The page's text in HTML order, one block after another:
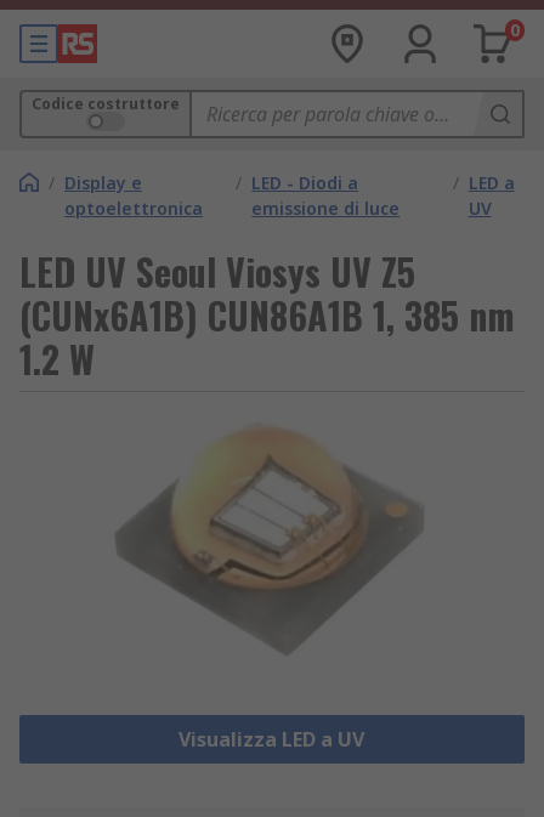
0
Codice costruttore
/ Display e
optoelettronica
/ LED - Diodi a
emissione di luce
/ LED a
UV
LED UV Seoul Viosys UV Z5
(CUNx6A1B) CUN86A1B 1, 385 nm
1.2 W
Visualizza LED a UV